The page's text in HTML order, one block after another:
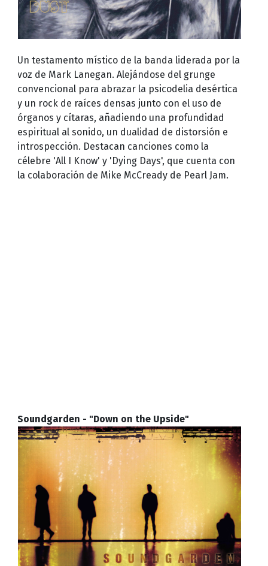
Un testamento místico de la banda liderada por la
voz de Mark Lanegan. Alejándose del grunge
convencional para abrazar la psicodelia desértica
y un rock de raíces densas junto con el uso de
órganos y cítaras, añadiendo una profundidad
espiritual al sonido, un dualidad de distorsión e
introspección. Destacan canciones como la
célebre 'All I Know' y 'Dying Days', que cuenta con
la colaboración de Mike McCready de Pearl Jam.
Soundgarden - "Down on the Upside"